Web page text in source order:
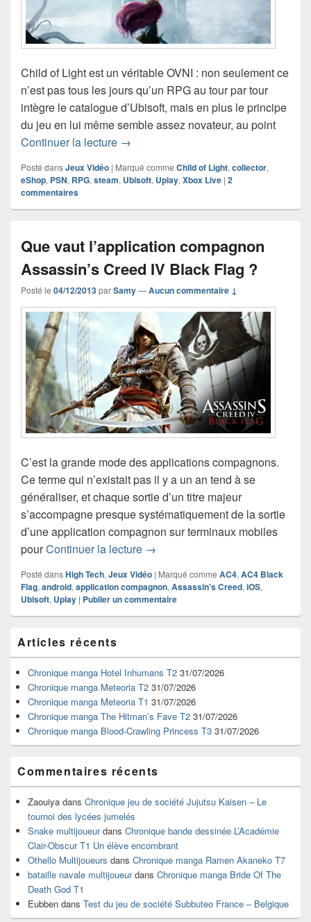
Child of Light est un véritable OVNI : non seulement ce
n’est pas tous les jours qu’un RPG au tour par tour
intègre le catalogue d’Ubisoft, mais en plus le principe
du jeu en lui même semble assez novateur, au point
Continuer la lecture Child of Light : une édition collector
→
Posté dansJeux Vidéo | Marqué comme Child of Light, collector,
eShop, PSN, RPG, steam, Ubisoft, Uplay, Xbox Live | 2
commentaires
Que vaut l’application compagnon
Assassin’s Creed IV Black Flag ?
Posté le 04/12/2013parSamy—Aucun commentaire ↓
C’est la grande mode des applications compagnons.
Ce terme qui n’existait pas il y a un an tend à se
généraliser, et chaque sortie d’un titre majeur
s’accompagne presque systématiquement de la sortie
d’une application compagnon sur terminaux mobiles
pourContinuer la lecture Que vaut l’application
→
Posté dansHigh Tech,Jeux Vidéo | Marqué comme AC4,AC4 Black
Flag,android,application compagnon,Assassin's Creed,iOS,
Ubisoft, Uplay | Publier un commentaire
principale
de
widget
pour
barre
latérale
Articles récents
Chronique manga Hotel Inhumans T2 31/07/2026
Chronique manga Meteoria T2 31/07/2026
Chronique manga Meteoria T1 31/07/2026
Chronique manga The Hitman’s Fave T2 31/07/2026
Chronique manga Blood-Crawling Princess T3 31/07/2026
Commentaires récents
Zaouiya dans Chronique jeu de société Jujutsu Kaisen – Le
tournoi des lycées jumelés
Snake multijoueurdans Chronique bande dessinée L’Académie
Clair-Obscur T1 Un élève encombrant
Othello Multijoueurs dans Chronique manga Ramen Akaneko T7
bataille navale multijoueurdans Chronique manga Bride Of The
Death God T1
Eubben dans Test du jeu de société Subbuteo France – Belgique